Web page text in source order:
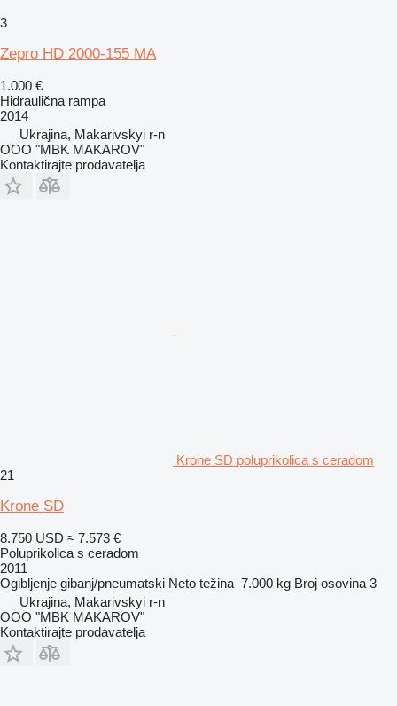
3
Zepro HD 2000-155 MA
1.000 €
Hidraulična rampa
2014
Ukrajina, Makarivskyi r-n
OOO "MBK MAKAROV"
Kontaktirajte prodavatelja
Krone SD poluprikolica s ceradom
21
Krone SD
8.750 USD ≈ 7.573 €
Poluprikolica s ceradom
2011
Ogibljenje gibanj/pneumatski Neto težina 7.000 kg Broj osovina 3
Ukrajina, Makarivskyi r-n
OOO "MBK MAKAROV"
Kontaktirajte prodavatelja